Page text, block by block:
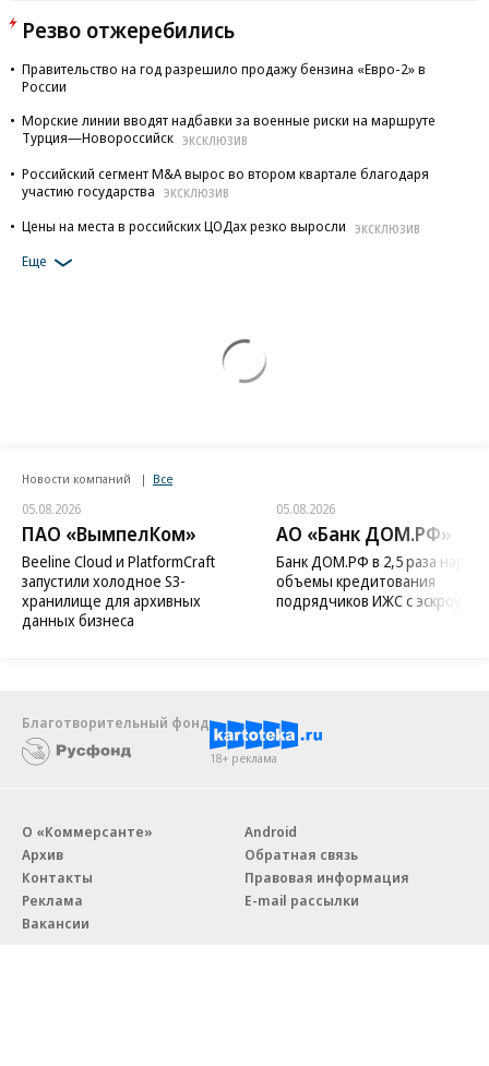
Резво отжеребились
Правительство на год разрешило продажу бензина «Евро-2» в
России
Морские линии вводят надбавки за военные риски на маршруте
Турция—Новороссийск ЭКСКЛЮЗИВ
Российский сегмент M&A вырос во втором квартале благодаря
участию государства
ЭКСКЛЮЗИВ
Цены на места в российских ЦОДах резко выросли ЭКСКЛЮЗИВ
Еще
Новости компаний Все
05.08.2026
ПАО «ВымпелКом»
Beeline Cloud и PlatformCraft
запустили холодное S3-
хранилище для архивных
данных бизнеса
05.08.2026
АО «Банк ДОМ.РФ»
Банк ДОМ.РФ в 2,5 раза
объемы кредитования
подрядчиков ИЖС с эскроу
Благотворительный фонд
18+ реклама
О «Коммерсанте»
Архив
Контакты
Реклама
Вакансии
Android
Обратная связь
Правовая информация
E-mail рассылки